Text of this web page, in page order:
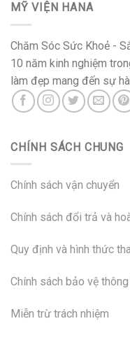
MỸ VIỆN HANA
Chăm Sóc Sức Khoẻ -
10 năm kinh nghiệm
làm đẹp mang đến sự
CHÍNH SÁCH CHUNG
Chính sách vận chuyển
Chính sách đổi trả và
Quy định và hình thức
Chính sách bảo vệ
Miễn trừ trách nhiệm